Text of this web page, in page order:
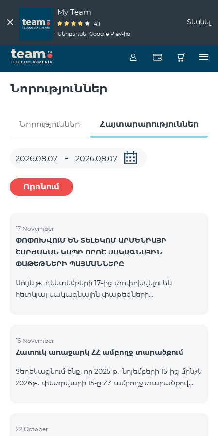
My Team
4.1
Ներբեռնել Google Play-ից
Տեսնել
Նորություններ
Նորություններ Հայտարարություններ
Որոնում
17 November
ՓՈՓՈԽՎՈՒՄ ԵՆ ՏԵԼԵԿՈՄ ԱՐՄԵՆԻԱՅԻ
ՇԱՐԺԱԿԱՆ ԿԱՊԻ ՈՐՈՇ ՍԱԿԱԳՆԱՅԻՆ
ՓԱԹԵԹՆԵՐԻ ՊԱՅՄԱՆՆԵՐԸ
Սույն թ․ դեկտեմբերի 17-ից փոփոխվելու են
հետևյալ սակագնային փաթեթների
նախկին 2000 դրամի փոխարեն։ Բաժանորդները
կստանան 600 րոպե դեպի ՀՀ բոլոր ցանցեր, ԱՄՆ,
փոխարեն և 14 ԳԲ ինտերնետ` նախկին 7 ԳԲ-ի
փոխարեն։ Կանխավճարային «Be Free 3000»
16 November
Հատուկ առաջարկ ՀՀ ամբողջ տարածքում
Տեղեկացնում ենք, որ 2025 թ․ նոյեմբերի 15-ից մինչև
2026թ․ փետրվարի 15-ը ՀՀ ամբողջ տարածքով
9900 մարզային և ԿՈՄԲՈ 4 9900 փաթեթները`
22 October